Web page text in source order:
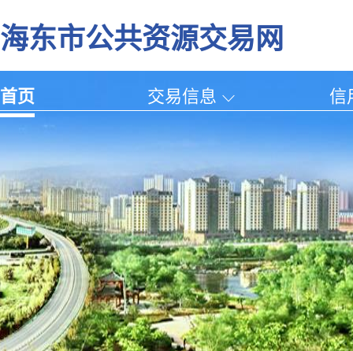
海东市公共资源交易网
首页 交易信息 信